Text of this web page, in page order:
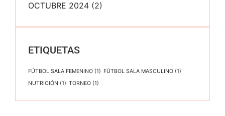
OCTUBRE 2024 (2)
ETIQUETAS
FÚTBOL SALA FEMENINO (1) FÚTBOL SALA MASCULINO (1)
NUTRICIÓN (1) TORNEO (1)